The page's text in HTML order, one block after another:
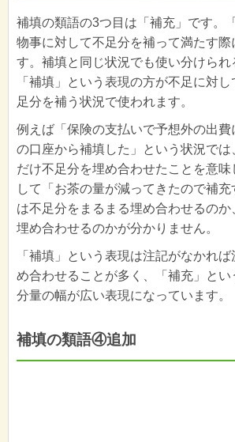
補填の類語の3つ目は「補充」です。
物事に対して不足分を補って満たす
す。補填と同じ状況でも使い分けられ
「補填」という表現の方が不足に対
足分を補う状況で使われます。
例えば「保険の支払いで予想外の出
の口座から補填した」という状況では
だけ不足分を埋め合わせたことを意
して「お茶の量が減ってきたので補
は不足分をまるまる埋め合わせるの
埋め合わせるのかが分かりません。
「補填」という表現は注記がなかれ
め合わせることが多く、「補充」とい
分量の幅が広い表現になっています。
補填の類語④追加